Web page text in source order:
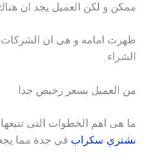
ممكن و لكن العميل يجد ان
ظهرت امامه و هى ان
الشراء
من العميل بسعر رخيص جدا
ما هى اهم الخطوات التى
نشتري سكراب في جدة مما